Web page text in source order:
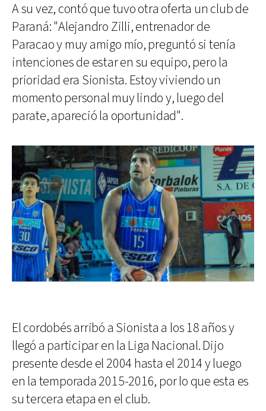
A su vez, contó que tuvo otra oferta un club de
Paraná: "Alejandro Zilli, entrenador de
Paracao y muy amigo mío, preguntó si tenía
intenciones de estar en su equipo, pero la
prioridad era Sionista. Estoy viviendo un
momento personal muy lindo y, luego del
parate, apareció la oportunidad".
El cordobés arribó a Sionista a los 18 años y
llegó a participar en la Liga Nacional. Dijo
presente desde el 2004 hasta el 2014 y luego
en la temporada 2015-2016, por lo que esta es
su tercera etapa en el club.